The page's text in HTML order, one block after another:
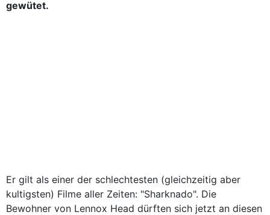
gewütet.
Er gilt als einer der schlechtesten (gleichzeitig aber
kultigsten) Filme aller Zeiten: "Sharknado". Die
Bewohner von Lennox Head dürften sich jetzt an diesen